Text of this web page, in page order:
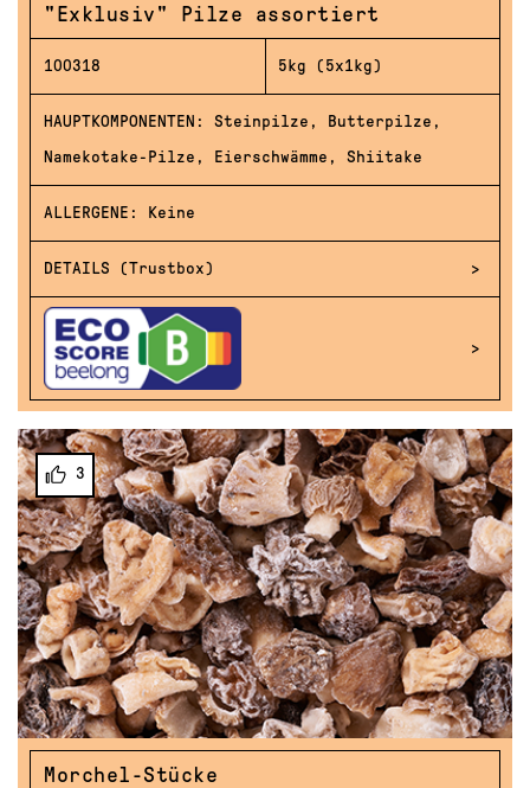
"Exklusiv" Pilze assortiert
100318 5kg (5x1kg)
HAUPTKOMPONENTEN: Steinpilze, Butterpilze,
Namekotake-Pilze, Eierschwämme, Shiitake
ALLERGENE: Keine
DETAILS (Trustbox)
3
Morchel-Stücke